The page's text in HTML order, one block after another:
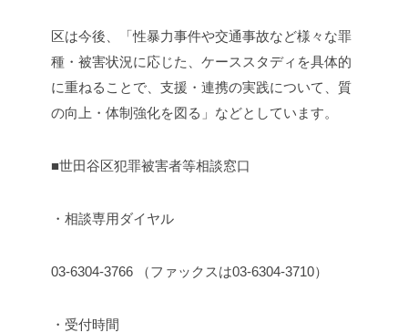
区は今後、「性暴力事件や交通事故など様々な罪
種・被害状況に応じた、ケーススタディを具体的
に重ねることで、支援・連携の実践について、質
の向上・体制強化を図る」などとしています。
■世田谷区犯罪被害者等相談窓口
・相談専用ダイヤル
03-6304-3766 （ファックスは03-6304-3710）
・受付時間